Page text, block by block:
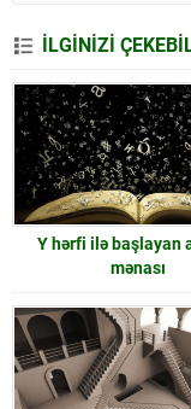
İLGİNİZİ
Y hərfi ilə başlayan
mənası